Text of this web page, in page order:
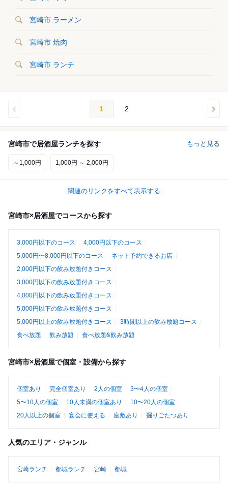
宮崎市 ラーメン
宮崎市 焼肉
宮崎市 ランチ
1 2
宮崎市で居酒屋ランチを探す もっと見る
～1,000円 1,000円 ～ 2,000円
関連のリンクをすべて表示する
宮崎市×居酒屋でコースから探す
3,000円以下のコース
4,000円以下のコース
5,000円〜8,000円以下のコース
ネット予約できるお店
2,000円以下の飲み放題付きコース
3,000円以下の飲み放題付きコース
4,000円以下の飲み放題付きコース
5,000円以下の飲み放題付きコース
5,000円以上の飲み放題付きコース
3時間以上の飲み放題コース
食べ放題
飲み放題 食べ放題&飲み放題
宮崎市×居酒屋で個室・設備から探す
個室あり 完全個室あり 2人の個室
3〜4人の個室
5〜10人の個室
10人未満の個室あり
10〜20人の個室
20人以上の個室
宴会に使える 座敷あり 掘りごたつあり
人気のエリア・ジャンル
宮崎ランチ 都城ランチ 宮崎 都城